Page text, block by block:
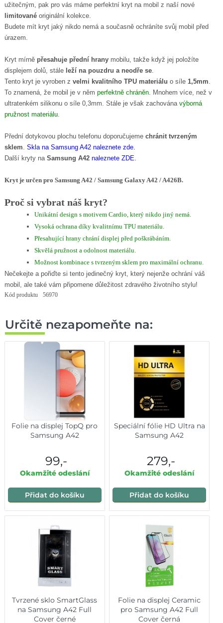
užitečným, pak pro vás máme perfektní kryt na mobil z naší nové
limitovanéoriginální kolekce.
Budete mít kryt jaký nikdo nemá a současně ochráníte svůj mobil před
úrazem.
Kryt mírně přesahuje přední hranymobilu, takže když jej položíte
displejem dolů, stále leží na pouzdru a neodře se.
Tento kryt je vyroben z velmi kvalitního TPU materiálu o síle 1,5mm
To znamená, že mobil je v něm perfektně chráněn. Mnohem více, než v
ultratenkém silikonu o síle 0,3mm. Stále je však zachována výborná
pružnost materiálu.
Přední dotykovou plochu telefonu doporučujeme chránit tvrzeným
sklem Skla na Samsung A42 naleznete zde.
Další kryty naSamsung A42 naleznete ZDE
Kryt je určen pro Samsung A42 / Samsung Galaxy A42 / A426B.
Proč si vybrat náš kryt?
Unikátní design s motivem Cardio, který nikdo jiný nemá.
Vysoká ochrana díky kvalitnímu TPU materiálu.
Přesahující hrany chrání displej před poškrábáním.
Skvělá pružnost a odolnost materiálu.
Možnost kombinace s tvrzeným sklem pro maximální ochranu.
Nečekejte a pořiďte si tento jedinečný kryt, který nejenže ochrání váš
mobil, ale také vám připomene důležitost zdravého životního stylu!
Kód produktu 56970
Určitě nezapomeňte na:
Folie na displej TopQ pro
Samsung A42
99,-
Okamžité odeslání
Přidat do košíku
Speciální fólie HD Ultra na
Samsung A42
279,-
Okamžité odeslání
Přidat do košíku
Tvrzené sklo SmartGlass
na Samsung A42 Full
Cover černé
Folie na displej Ceramic
pro Samsung A42 Full
Cover černá